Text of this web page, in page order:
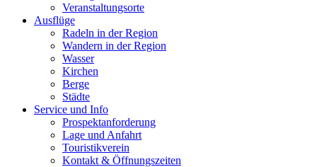
Veranstaltungsorte
Ausflüge
Radeln in der Region
Wandern in der Region
Wasser
Kirchen
Berge
Städte
Service und Info
Prospektanforderung
Lage und Anfahrt
Touristikverein
Kontakt & Öffnungszeiten